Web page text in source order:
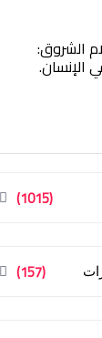
الشروق:
الإنسان.
(1015)
(157)